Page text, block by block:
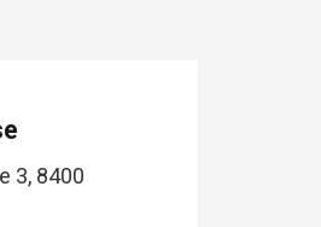
3, 8400